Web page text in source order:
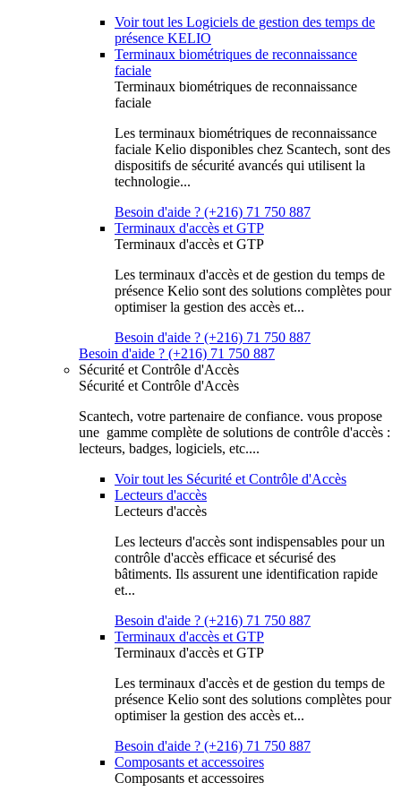
Voir tout les Logiciels de gestion des temps de
présence KELIO
Terminaux biométriques de reconnaissance
faciale
Terminaux biométriques de reconnaissance
faciale
Les terminaux biométriques de reconnaissance
faciale Kelio disponibles chez Scantech, sont des
dispositifs de sécurité avancés qui utilisent la
technologie...
Besoin d'aide ? (+216) 71 750 887
Terminaux d'accès et GTP
Terminaux d'accès et GTP
Les terminaux d'accès et de gestion du temps de
présence Kelio sont des solutions complètes pour
optimiser la gestion des accès et...
Besoin d'aide ? (+216) 71 750 887
Besoin d'aide ? (+216) 71 750 887
Sécurité et Contrôle d'Accès
Sécurité et Contrôle d'Accès
Scantech, votre partenaire de confiance. vous propose
une gamme complète de solutions de contrôle d'accès :
lecteurs, badges, logiciels, etc....
Voir tout les Sécurité et Contrôle d'Accès
Lecteurs d'accès
Lecteurs d'accès
Les lecteurs d'accès sont indispensables pour un
contrôle d'accès efficace et sécurisé des
bâtiments. Ils assurent une identification rapide
et...
Besoin d'aide ? (+216) 71 750 887
Terminaux d'accès et GTP
Terminaux d'accès et GTP
Les terminaux d'accès et de gestion du temps de
présence Kelio sont des solutions complètes pour
optimiser la gestion des accès et...
Besoin d'aide ? (+216) 71 750 887
Composants et accessoires
Composants et accessoires